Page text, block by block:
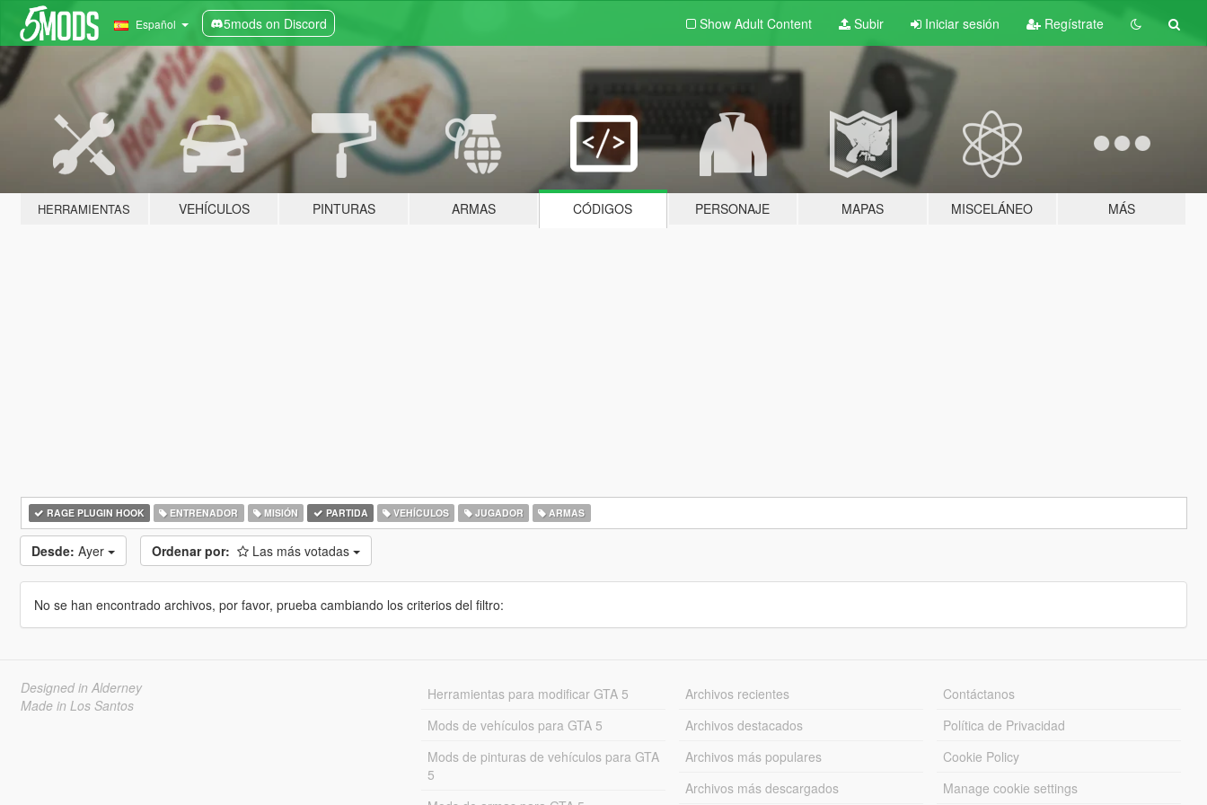
Español 5mods on Discord Show Adult Content Subir Iniciar sesión Regístrate
HERRAMIENTAS VEHÍCULOS PINTURAS ARMAS CÓDIGOS PERSONAJE MAPAS MISCELÁNEO MÁS
RAGE PLUGIN HOOK ENTRENADOR MISIÓN PARTIDA VEHÍCULOS JUGADOR ARMAS
Desde: Ayer Ordenar por: Las más votadas
No se han encontrado archivos, por favor, prueba cambiando los criterios del filtro:
Designed in Alderney
Made in Los Santos
Herramientas para modificar GTA 5
Mods de vehículos para GTA 5
Mods de pinturas de vehículos para GTA
5
Archivos recientes
Archivos destacados
Archivos más populares
Archivos más descargados
Contáctanos
Política de Privacidad
Cookie Policy
Manage cookie settings